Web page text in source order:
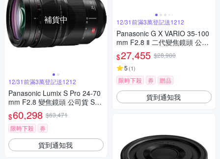
補貨中
12/31前滿3萬登記送1212
Panasonic Lumix S Pro 24-70
mm F2.8 變焦鏡頭 公司貨 S-E
2470
$60,298 $63,471
限時下殺
券
貨到通知我
12/31前滿3萬登記送1212
Panasonic G X VARIO 35-100
mm F2.8 Ⅱ 二代變焦鏡頭 公司
貨
$27,455 $28,900
5 (1)
限時下殺 券 贈品
貨到通知我